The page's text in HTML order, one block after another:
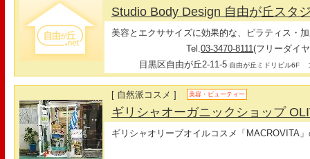
Studio Body Design 自由が丘スタ
美容とエクササイズに効果的な、ピラティス・
Tel.03-3470-8111(フリーダイ
目黒区自由が丘2-11-5 自由が丘ミドリビル6F
[ 自然派コスメ ] 美容・ビューティー
ギリシャオーガニックショップ
ギリシャオリーブオイルコスメ「MACROVITA